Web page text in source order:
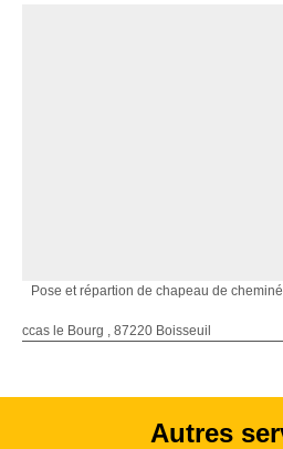
Pose et répartion de chapeau de
ccas le Bourg , 87220 Boisseuil
Autres